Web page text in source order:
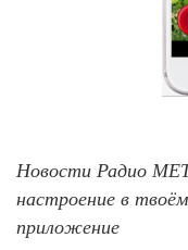
Новости Радио
настроение в
приложение